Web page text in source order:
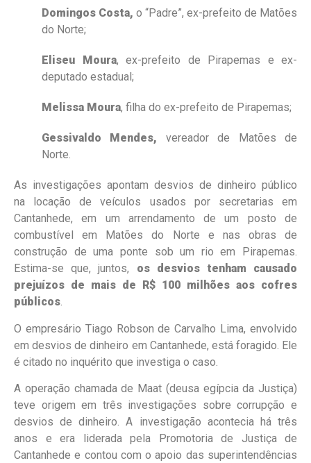
Domingos Costa, o “Padre”, ex-prefeito de Matões
do Norte;
Eliseu Moura, ex-prefeito de Pirapemas e ex-
deputado estadual;
Melissa Moura, filha do ex-prefeito de Pirapemas;
Gessivaldo Mendes, vereador de Matões de
Norte.
As investigações apontam desvios de dinheiro público
na locação de veículos usados por secretarias em
Cantanhede, em um arrendamento de um posto de
combustível em Matões do Norte e nas obras de
construção de uma ponte sob um rio em Pirapemas.
Estima-se que, juntos, os desvios tenham causado
prejuízos de mais de R$ 100 milhões aos cofres
públicos.
O empresário Tiago Robson de Carvalho Lima, envolvido
em desvios de dinheiro em Cantanhede, está foragido. Ele
é citado no inquérito que investiga o caso.
A operação chamada de Maat (deusa egípcia da Justiça)
teve origem em três investigações sobre corrupção e
desvios de dinheiro. A investigação acontecia há três
anos e era liderada pela Promotoria de Justiça de
Cantanhede e contou com o apoio das superintendências